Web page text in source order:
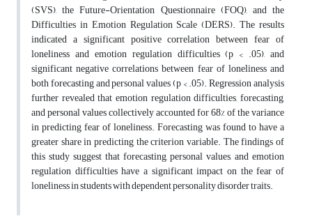
(SVS), the Future-Orientation Questionnaire (FOQ), and the
Difficulties in Emotion Regulation Scale (DERS). The results
indicated a significant positive correlation between fear of
loneliness and emotion regulation difficulties (p < .05), and
significant negative correlations between fear of loneliness and
both forecasting and personal values (p < .05). Regression analysis
further revealed that emotion regulation difficulties, forecasting,
and personal values collectively accounted for 68% of the variance
in predicting fear of loneliness. Forecasting was found to have a
greater share in predicting the criterion variable. The findings of
this study suggest that forecasting, personal values, and emotion
regulation difficulties have a significant impact on the fear of
loneliness in students with dependent personality disorder traits.